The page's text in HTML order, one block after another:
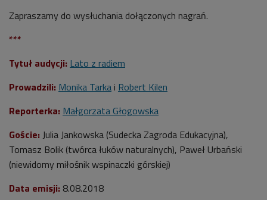
Zapraszamy do wysłuchania dołączonych nagrań.
***
Tytuł audycji: Lato z radiem
Prowadzili: Monika Tarka i Robert Kilen
Reporterka: Małgorzata Głogowska
Goście: Julia Jankowska (Sudecka Zagroda Edukacyjna),
Tomasz Bolik (twórca łuków naturalnych), Paweł Urbański
(niewidomy miłośnik wspinaczki górskiej)
Data emisji: 8.08.2018